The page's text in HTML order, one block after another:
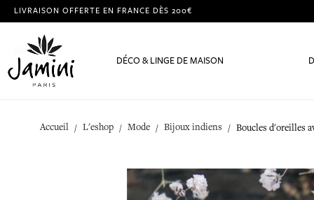
LIVRAISON OFFERTE EN FRANCE DÈS 200€
DÉCO & LINGE DE MAISON
Accueil L'eshop Mode Bijoux indiens Boucles d'oreilles